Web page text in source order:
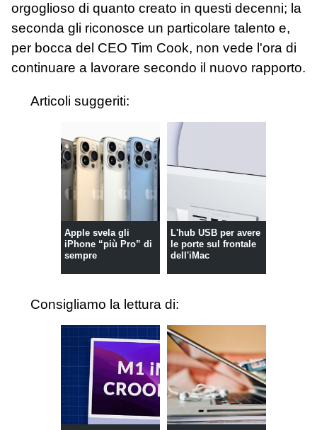
orgoglioso di quanto creato in questi decenni; la
seconda gli riconosce un particolare talento e,
per bocca del CEO Tim Cook, non vede l'ora di
continuare a lavorare secondo il nuovo rapporto.
Articoli suggeriti:
Apple svela gli
iPhone “più Pro” di
sempre
L'hub USB per avere
le porte sul frontale
dell'iMac
Consigliamo la lettura di: